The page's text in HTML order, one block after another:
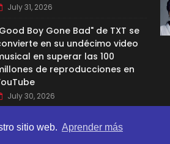
sitio web. Aprender más
July 31, 2026
Boy Gone Bad" de TXT se
en su undécimo video
en superar las 100
de reproducciones en
July 30, 2026